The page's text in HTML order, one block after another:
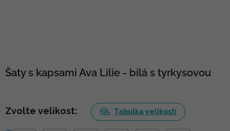
Šaty s kapsami Ava Lilie - bílá s tyrkysovou
Zvolte velikost: Tabulka velikostí